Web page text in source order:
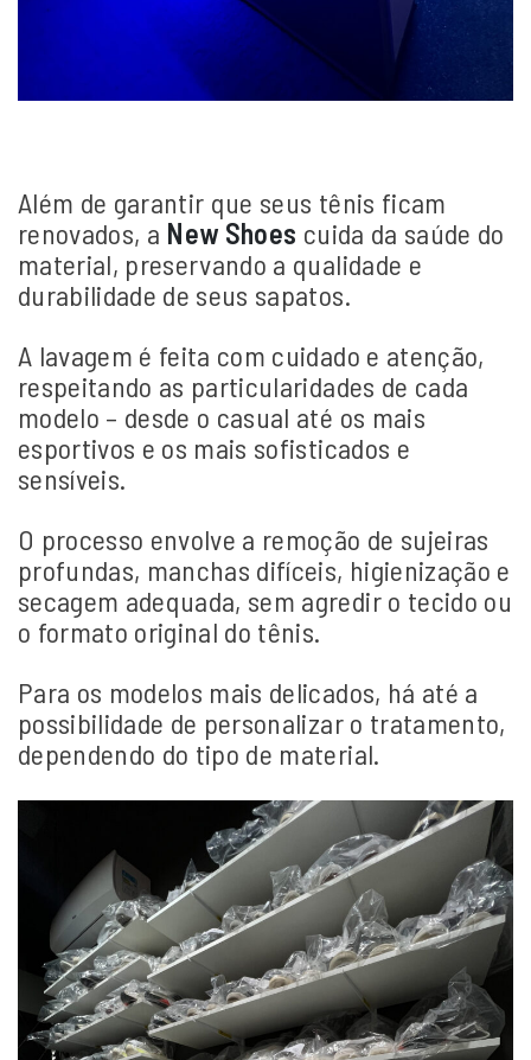
Além de garantir que seus tênis ficam
renovados, a New Shoes cuida da saúde do
material, preservando a qualidade e
durabilidade de seus sapatos.
A lavagem é feita com cuidado e atenção,
respeitando as particularidades de cada
modelo – desde o casual até os mais
esportivos e os mais sofisticados e
sensíveis.
O processo envolve a remoção de sujeiras
profundas, manchas difíceis, higienização e
secagem adequada, sem agredir o tecido ou
o formato original do tênis.
Para os modelos mais delicados, há até a
possibilidade de personalizar o tratamento,
dependendo do tipo de material.